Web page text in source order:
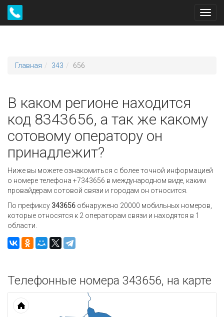
Главная 343 656
В каком регионе находится
код 8343656, а так же какому
сотовому оператору он
принадлежит?
Ниже вы можете ознакомиться с более точной информацией
о номере телефона +7343656 в международном виде, каким
провайдерам сотовой связи и городам он относится.
По префиксу 343656 обнаружено 20000 мобильных номеров,
которые относятся к 2 операторам связи и находятся в 1
области.
Телефонные номера 343656, на карте